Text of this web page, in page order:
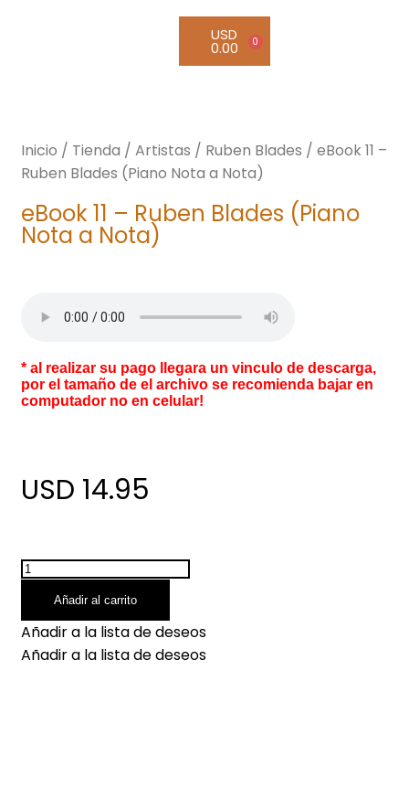
USD
0.00 0
Inicio / Tienda / Artistas / Ruben Blades / eBook 11 –
Ruben Blades (Piano Nota a Nota)
eBook 11 – Ruben Blades (Piano
Nota a Nota)
* al realizar su pago llegara un vinculo de descarga,
por el tamaño de el archivo se recomienda bajar en
computador no en celular!
USD 14.95
Añadir al carrito
Añadir a la lista de deseos
Añadir a la lista de deseos